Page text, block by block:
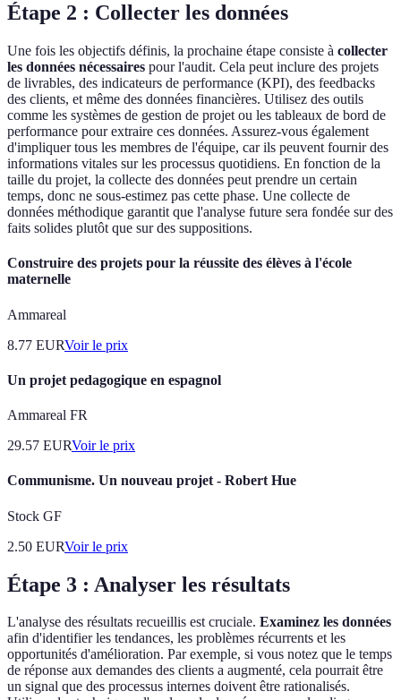
Étape 2 : Collecter les données
Une fois les objectifs définis, la prochaine étape consiste à collecter
les données nécessaires pour l'audit. Cela peut inclure des projets
de livrables, des indicateurs de performance (KPI), des feedbacks
des clients, et même des données financières. Utilisez des outils
comme les systèmes de gestion de projet ou les tableaux de bord de
performance pour extraire ces données. Assurez-vous également
d'impliquer tous les membres de l'équipe, car ils peuvent fournir des
informations vitales sur les processus quotidiens. En fonction de la
taille du projet, la collecte des données peut prendre un certain
temps, donc ne sous-estimez pas cette phase. Une collecte de
données méthodique garantit que l'analyse future sera fondée sur des
faits solides plutôt que sur des suppositions.
Construire des projets pour la réussite des élèves à l'école
maternelle
Ammareal
8.77 EURVoir le prix
Un projet pedagogique en espagnol
Ammareal FR
29.57 EURVoir le prix
Communisme. Un nouveau projet - Robert Hue
Stock GF
2.50 EURVoir le prix
Étape 3 : Analyser les résultats
L'analyse des résultats recueillis est cruciale. Examinez les données
afin d'identifier les tendances, les problèmes récurrents et les
opportunités d'amélioration. Par exemple, si vous notez que le temps
de réponse aux demandes des clients a augmenté, cela pourrait être
un signal que des processus internes doivent être rationalisés.